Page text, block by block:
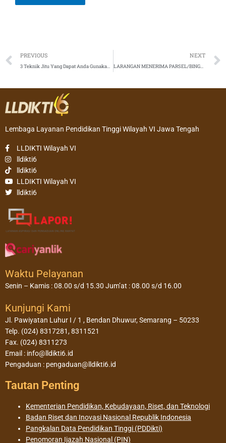
Prev
PREVIOUS
3 Teknik Jitu Yang Dapat Anda Gunakan Ketika Anda Tidak Dapat Menjawab Pertanyaan Audiens Pada Sesi Tanya Jawab Presentasi
NEXT
LARANGAN MENERIMA PARSEL/BINGKISAN ATAU HADIAH LAINNYA BAGI PEGAWAI LEMBAGA LAYANAN PENDIDIKAN TINGGI WILAYAH VI
Lembaga Layanan Pendidikan Tinggi Wilayah VI Jawa Tengah
LLDIKTI Wilayah VI
lldikti6
lldikti6
LLDIKTI Wilayah VI
lldikti6
Waktu Pelayanan
Senin – Kamis : 08.00 s/d 15.30 Jum’at : 08.00 s/d 16.00
Kunjungi Kami
Jl. Pawiyatan Luhur I / 1 , Bendan Dhuwur, Semarang – 50233
Telp. (024) 8317281, 8311521
Fax. (024) 8311273
Email : info@lldikti6.id
Pengaduan : pengaduan@lldikti6.id
Tautan Penting
Kementerian Pendidikan, Kebudayaan, Riset, dan Teknologi
Badan Riset dan Inovasi Nasional Republik Indonesia
Pangkalan Data Pendidikan Tinggi (PDDikti)
Penomoran Ijazah Nasional (PIN)